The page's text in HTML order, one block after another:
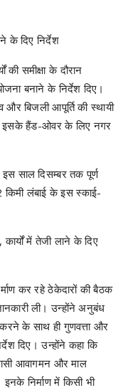
के दिए निर्देश
की समीक्षा के दौरान
बनाने के निर्देश दिए।
बिजली आपूर्ति की स्थायी
इसके हैंड-ओवर के लिए नगर
साल दिसम्बर तक पूर्ण
लंबाई के इस स्काई-
में तेजी लाने के दिए
कर रहे ठेकेदारों की बैठक
ली। उन्होंने अनुबंध
करने के साथ ही गुणवत्ता और
दिए। उन्होंने कहा कि
आवागमन और माल
निर्माण में किसी भी